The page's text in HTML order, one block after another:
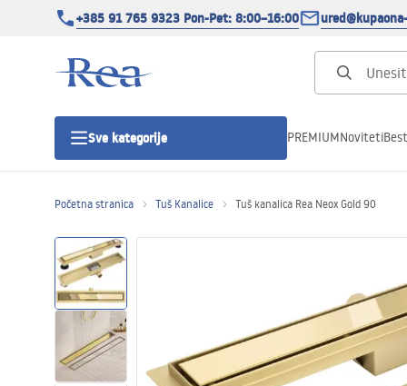
+385 91 765 9323 Pon-Pet: 8:00–16:00
Sve kategorije
Tuš vrata
Tuš kade
Tuš Kanalice
PREMIUMNoviteti
Početna stranica Tuš Kanalice Tuš kanalica Rea Neox Gold 90